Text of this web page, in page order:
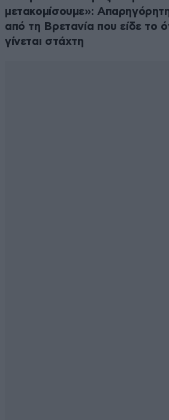
μετακομίσουμε»:
από τη Βρετανία που είδε το
γίνεται στάχτη